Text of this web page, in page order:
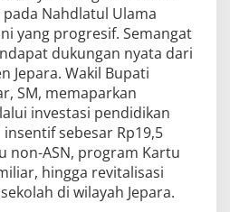
Nahdlatul Ulama
yang progresif. Semangat
dukungan nyata dari
Jepara. Wakil Bupati
SM, memaparkan
investasi pendidikan
sebesar Rp19,5
non-ASN, program Kartu
hingga revitalisasi
di wilayah Jepara.